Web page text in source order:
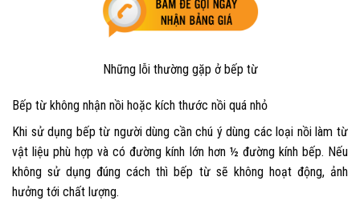
Những lỗi thường gặp ở bếp từ
Bếp từ không nhận nồi hoặc kích thước nồi quá nhỏ
Khi sử dụng bếp từ người dùng cần chú ý dùng các loại nồi làm từ
vật liệu phù hợp và có đường kính lớn hơn ½ đường kính bếp. Nếu
không sử dụng đúng cách thì bếp từ sẽ không hoạt động, ảnh
hưởng tới chất lượng.